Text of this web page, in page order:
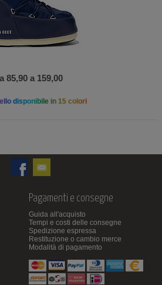
85,90 a 159,00
disponibile in 15 colori
Pagamenti e consegne
Guida all'acquisto
Tempi e costi delle consegne
Spedizione espressa
Restituzione o cambio merce
Modalità di pagamento